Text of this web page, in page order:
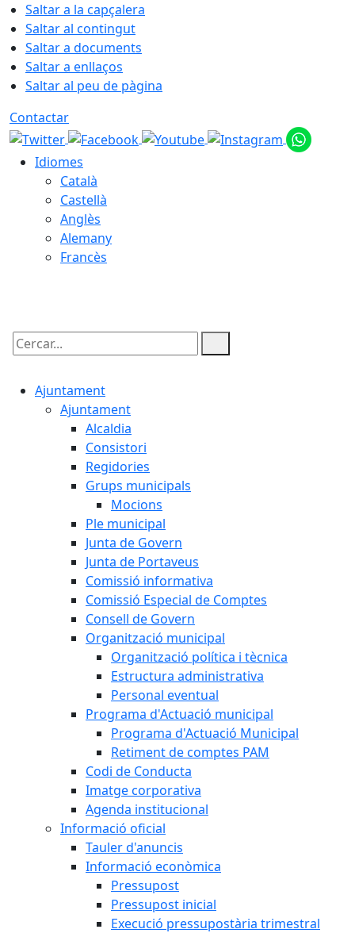
Saltar a la capçalera
Saltar al contingut
Saltar a documents
Saltar a enllaços
Saltar al peu de pàgina
Contactar
Idiomes
Català
Castellà
Anglès
Alemany
Francès
Cercar:
Ajuntament
Ajuntament
Alcaldia
Consistori
Regidories
Grups municipals
Mocions
Ple municipal
Junta de Govern
Junta de Portaveus
Comissió informativa
Comissió Especial de Comptes
Consell de Govern
Organització municipal
Organització política i tècnica
Estructura administrativa
Personal eventual
Programa d'Actuació municipal
Programa d'Actuació Municipal
Retiment de comptes PAM
Codi de Conducta
Imatge corporativa
Agenda institucional
Informació oficial
Tauler d'anuncis
Informació econòmica
Pressupost
Pressupost inicial
Execució pressupostària trimestral